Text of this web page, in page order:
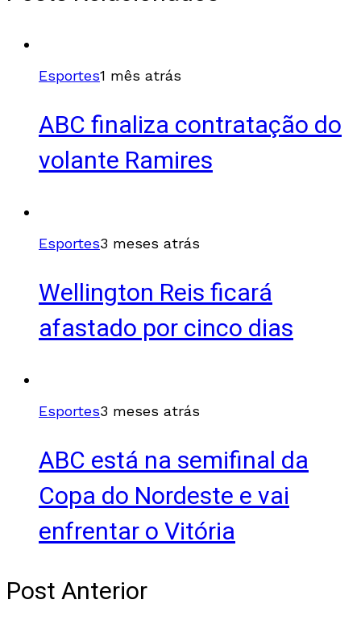
Esportes1 mês atrás
ABC finaliza contratação do
volante Ramires
Esportes3 meses atrás
Wellington Reis ficará
afastado por cinco dias
Esportes3 meses atrás
ABC está na semifinal da
Copa do Nordeste e vai
enfrentar o Vitória
Post Anterior